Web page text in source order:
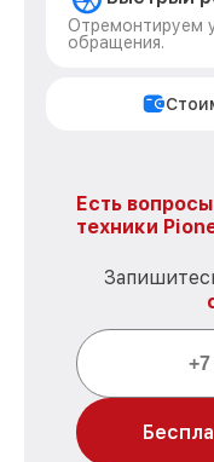
Отремонтируем
обращения.
Есть
техники